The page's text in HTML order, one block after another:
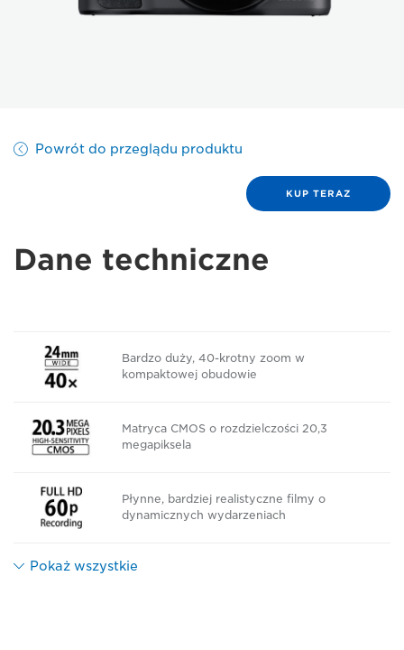
Powrót do przeglądu produktu
KUP TERAZ
Dane techniczne
Bardzo duży, 40-krotny zoom w
kompaktowej obudowie
Matryca CMOS o rozdzielczości 20,3
megapiksela
Płynne, bardziej realistyczne filmy o
dynamicznych wydarzeniach
Pokaż wszystkie